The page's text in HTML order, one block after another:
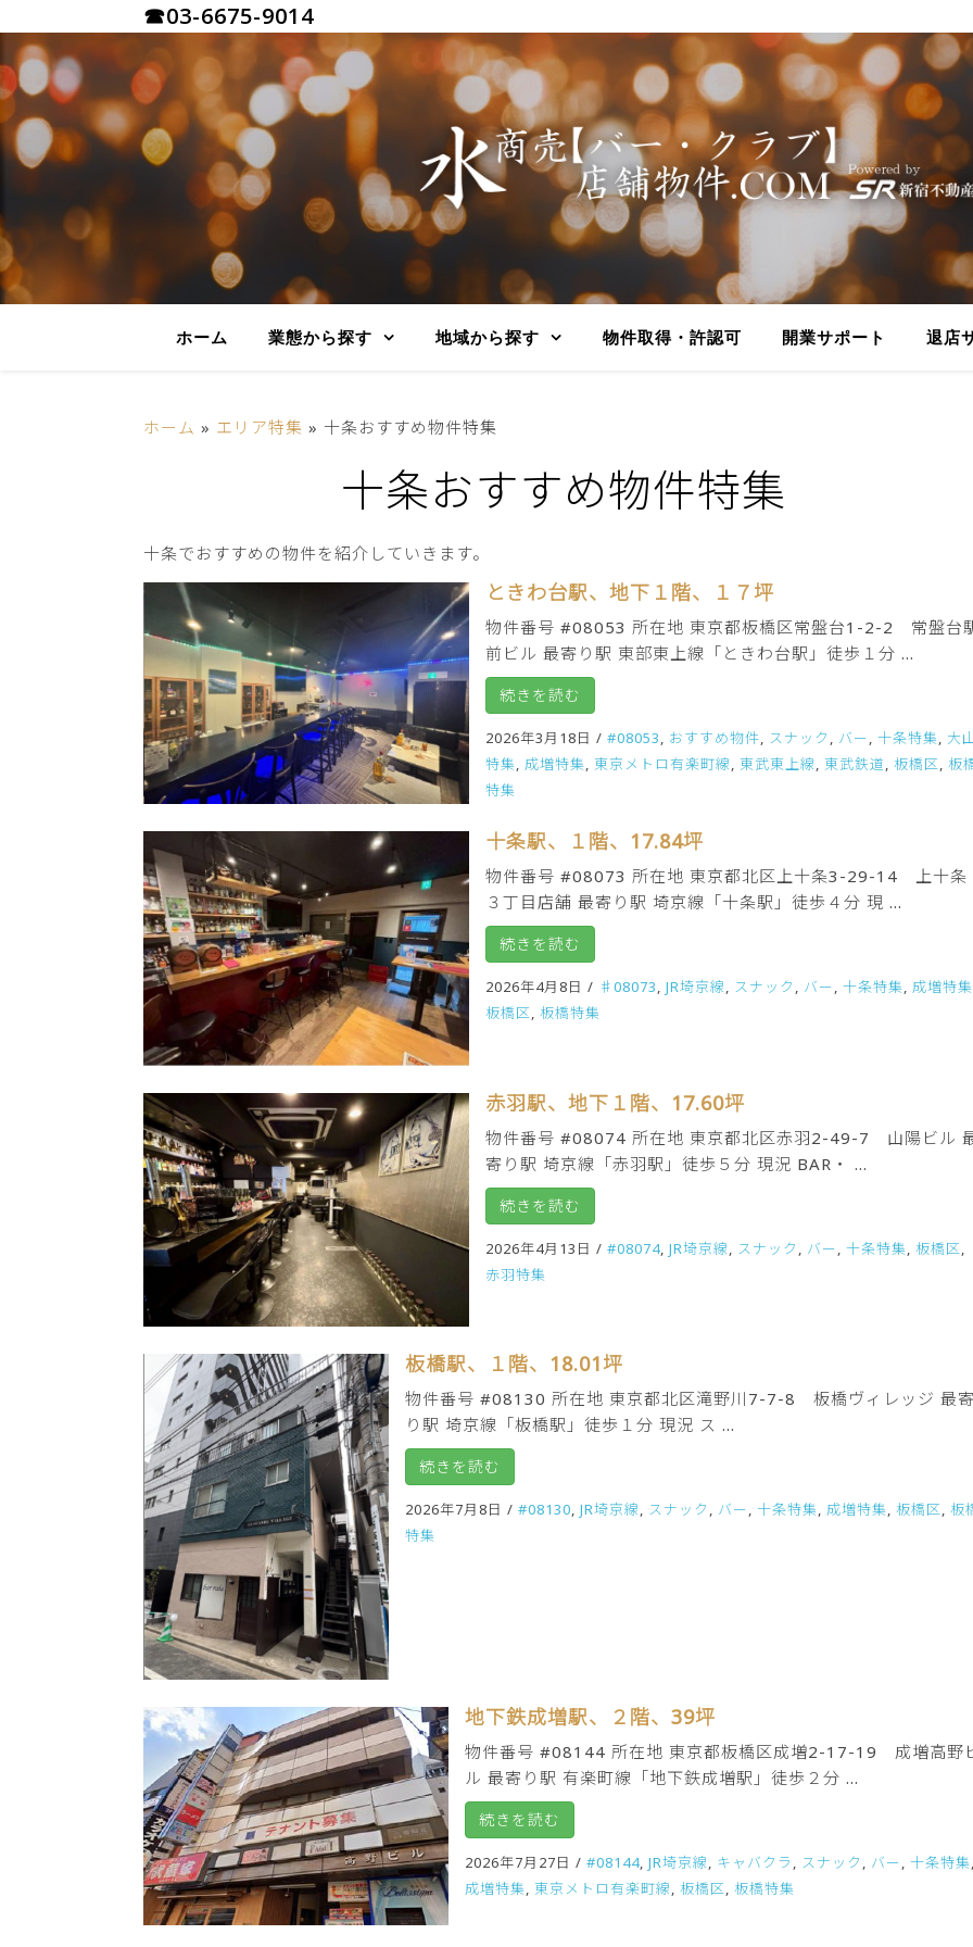
☎03-6675-9014
ホーム 業態から探す 地域から探す 物件取得・許認可 開業サポート 退店
ホーム » エリア特集 » 十条おすすめ物件特集
十条おすすめ物件特集
十条でおすすめの物件を紹介していきます。
ときわ台駅、地下１階、１７坪
物件番号 #08053 所在地 東京都板橋区常盤台1-2-2 常盤台
前ビル 最寄り駅 東部東上線「ときわ台駅」徒歩１分 ...
続きを読む
2026年3月18日 / #08053, おすすめ物件, スナック , バー, 十条特集, 大
特集, 成増特集, 東京メトロ有楽町線, 東武東上線, 東武鉄道, 板橋区, 板
特集
十条駅、１階、17.84坪
物件番号 #08073 所在地 東京都北区上十条3-29-14 上十条
３丁目店舗 最寄り駅 埼京線「十条駅」徒歩４分 現 ...
続きを読む
2026年4月8日 / ♯08073, JR埼京線, スナック , バー, 十条特集, 成増特集
板橋区, 板橋特集
赤羽駅、地下１階、17.60坪
物件番号 #08074 所在地 東京都北区赤羽2-49-7 山陽ビル
寄り駅 埼京線「赤羽駅」徒歩５分 現況 BAR・ ...
続きを読む
2026年4月13日 / #08074, JR埼京線, スナック , バー, 十条特集, 板橋区,
赤羽特集
板橋駅、１階、18.01坪
物件番号 #08130 所在地 東京都北区滝野川7-7-8 板橋ヴィレッジ 最寄
り駅 埼京線「板橋駅」徒歩１分 現況 ス ...
続きを読む
2026年7月8日 / #08130, JR埼京線, スナック , バー, 十条特集, 成増特集, 板橋区, 板
特集
地下鉄成増駅、２階、39坪
物件番号 #08144 所在地 東京都板橋区成増2-17-19 成増高野
ル 最寄り駅 有楽町線「地下鉄成増駅」徒歩２分 ...
続きを読む
2026年7月27日 / #08144, JR埼京線, キャバクラ , スナック , バー, 十条特集,
成増特集, 東京メトロ有楽町線, 板橋区, 板橋特集